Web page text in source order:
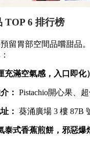
TOP 6 排行榜
留胃部空間品嚐甜品
充滿空氣感，入口即化）
： Pistachio開心果、
： 葵涌廣場 3 樓 87B
泰式香蕉煎餅，邪惡爆